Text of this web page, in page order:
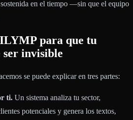
en el tiempo —sin que el equipo
para que tu
ser invisible
se puede explicar en tres partes:
ti. Un sistema analiza tu sector,
potenciales y genera los textos,